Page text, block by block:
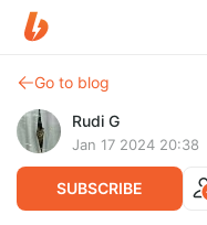
Go to blog
Rudi G
Jan 17 2024 20:38
SUBSCRIBE